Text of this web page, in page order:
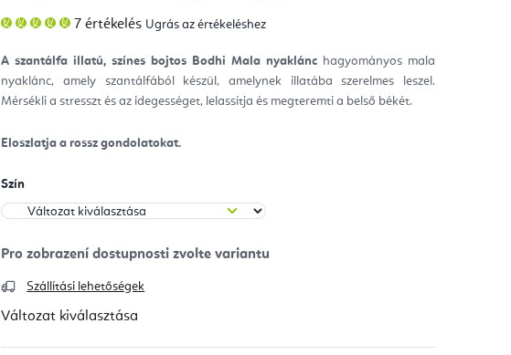
A
termék
5-
ből
5,0
csillag.
7 értékelés Ugrás az értékeléshez
A szantálfa illatú, színes bojtos Bodhi Mala nyaklánc hagyományos mala
nyaklánc, amely szantálfából készül, amelynek illatába szerelmes leszel.
Mérsékli a stresszt és az idegességet, lelassítja és megteremti a belső békét.
Eloszlatja a rossz gondolatokat.
Szín
Szállítási lehetőségek
Változat kiválasztása